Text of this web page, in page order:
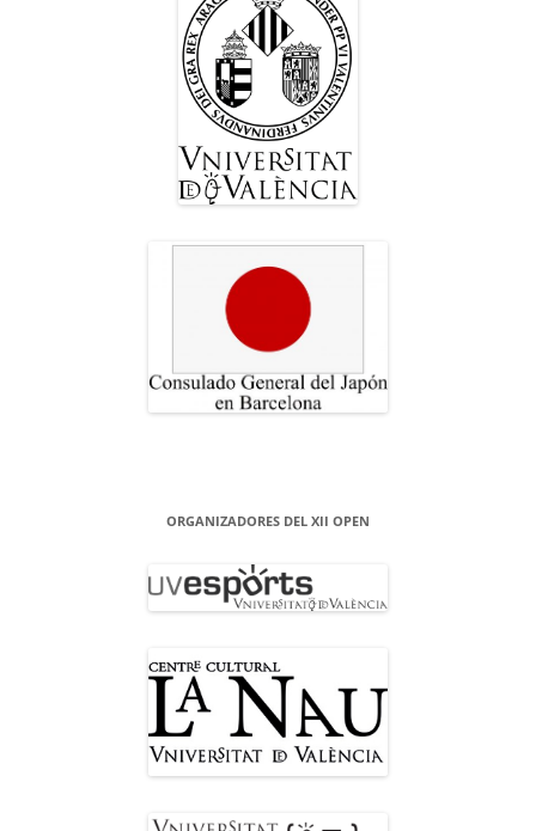
ORGANIZADORES DEL XII OPEN